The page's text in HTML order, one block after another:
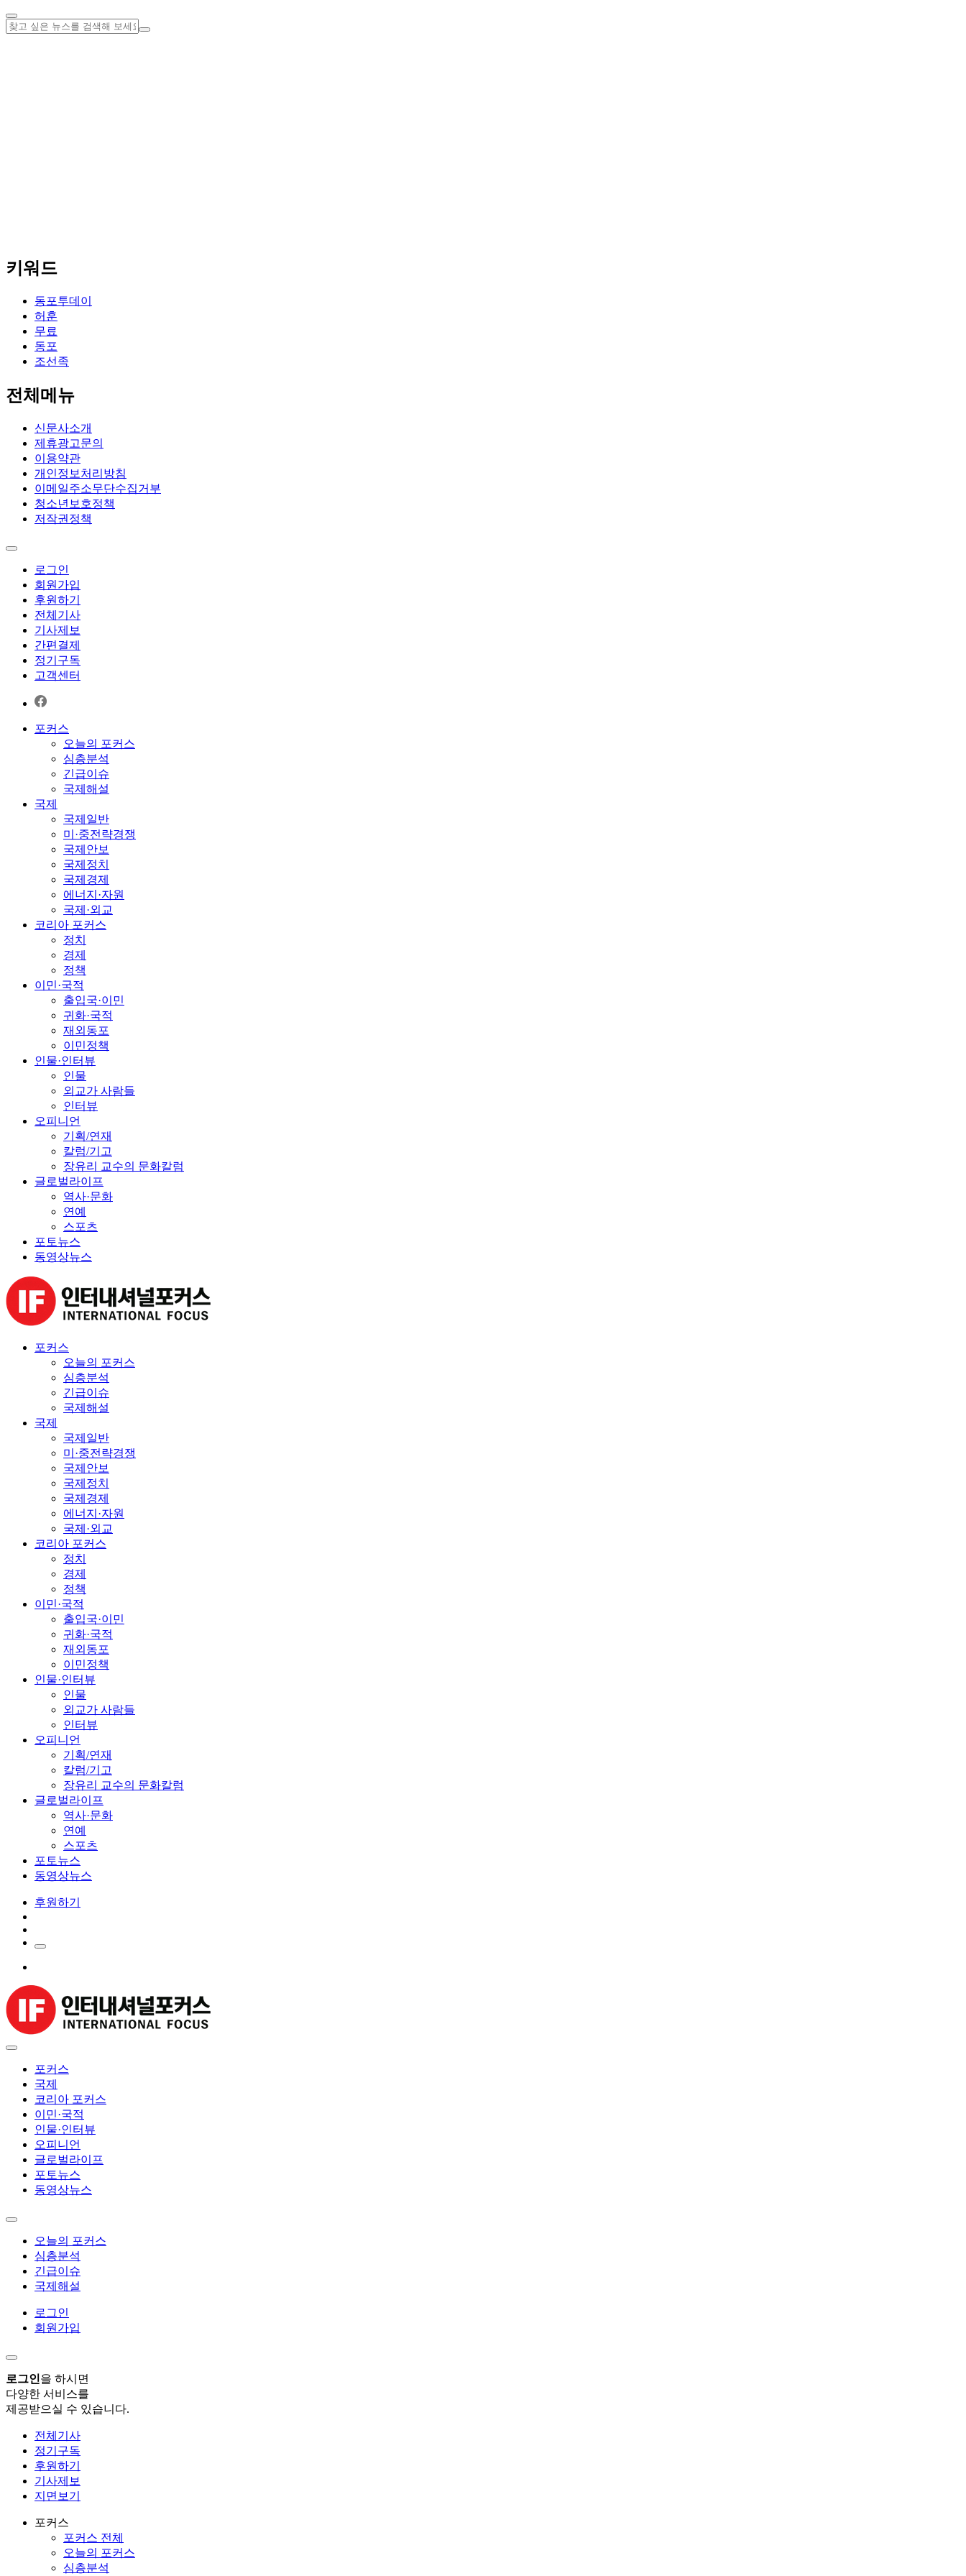
키워드
동포투데이
허훈
무료
동포
조선족
전체메뉴
신문사소개
제휴광고문의
이용약관
개인정보처리방침
이메일주소무단수집거부
청소년보호정책
저작권정책
로그인
회원가입
후원하기
전체기사
기사제보
간편결제
정기구독
고객센터
포커스
오늘의 포커스
심층분석
긴급이슈
국제해설
국제
국제일반
미·중전략경쟁
국제안보
국제정치
국제경제
에너지·자원
국제·외교
코리아 포커스
정치
경제
정책
이민·국적
출입국·이민
귀화·국적
재외동포
이민정책
인물·인터뷰
인물
외교가 사람들
인터뷰
오피니언
기획/연재
칼럼/기고
장유리 교수의 문화칼럼
글로벌라이프
역사·문화
연예
스포츠
포토뉴스
동영상뉴스
포커스
오늘의 포커스
심층분석
긴급이슈
국제해설
국제
국제일반
미·중전략경쟁
국제안보
국제정치
국제경제
에너지·자원
국제·외교
코리아 포커스
정치
경제
정책
이민·국적
출입국·이민
귀화·국적
재외동포
이민정책
인물·인터뷰
인물
외교가 사람들
인터뷰
오피니언
기획/연재
칼럼/기고
장유리 교수의 문화칼럼
글로벌라이프
역사·문화
연예
스포츠
포토뉴스
동영상뉴스
후원하기
포커스
국제
코리아 포커스
이민·국적
인물·인터뷰
오피니언
글로벌라이프
포토뉴스
동영상뉴스
오늘의 포커스
심층분석
긴급이슈
국제해설
로그인
회원가입
로그인을 하시면
다양한 서비스를
제공받으실 수 있습니다.
전체기사
정기구독
후원하기
기사제보
지면보기
포커스
포커스 전체
오늘의 포커스
심층분석